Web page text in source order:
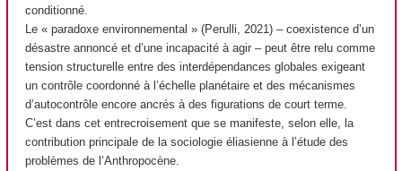
conditionné.
Le « paradoxe environnemental » (Perulli, 2021) – coexistence d’un
désastre annoncé et d’une incapacité à agir – peut être relu comme
tension structurelle entre des interdépendances globales exigeant
un contrôle coordonné à l’échelle planétaire et des mécanismes
d’autocontrôle encore ancrés à des figurations de court terme.
C’est dans cet entrecroisement que se manifeste, selon elle, la
contribution principale de la sociologie éliasienne à l’étude des
problèmes de l’Anthropocène.